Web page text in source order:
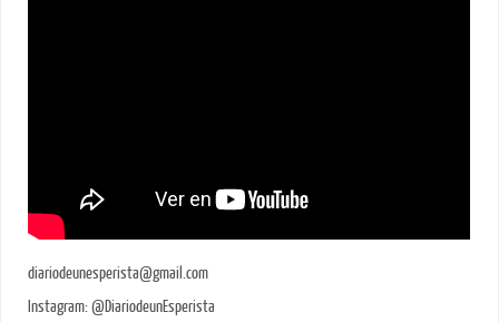
diariodeunesperista@gmail.com
Instagram: @DiariodeunEsperista